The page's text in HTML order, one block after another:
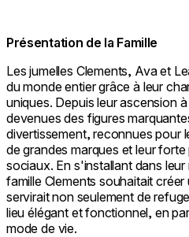
Présentation de la Famille
Les jumelles Clements, Ava et
du monde entier grâce à leur
uniques. Depuis leur ascension
devenues des figures
divertissement, reconnues pour
de grandes marques et leur
sociaux. En s'installant dans
famille Clements souhaitait
servirait non seulement de
lieu élégant et fonctionnel, en
mode de vie.